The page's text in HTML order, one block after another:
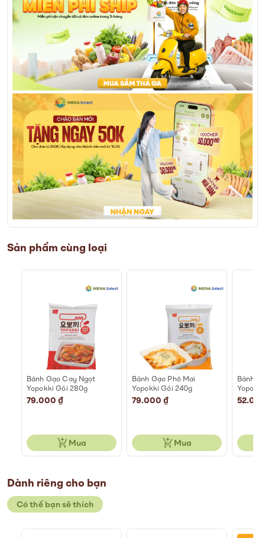
Sản phẩm cùng loại
Bánh Gạo Cay Ngọt
Yopokki Gói 280g
79.000 ₫
Mua
Bánh Gạo Phô Mai
Yopokki Gói 240g
79.000 ₫
Mua
Bánh
Dành riêng cho bạn
Có thể bạn sẽ thích